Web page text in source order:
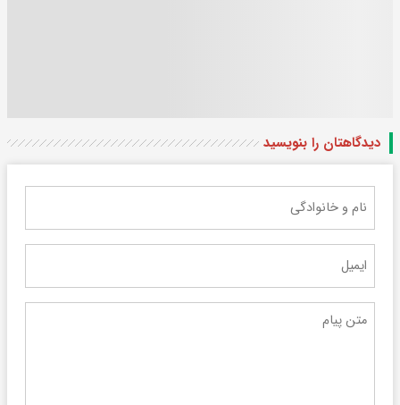
دیدگاهتان را بنویسید